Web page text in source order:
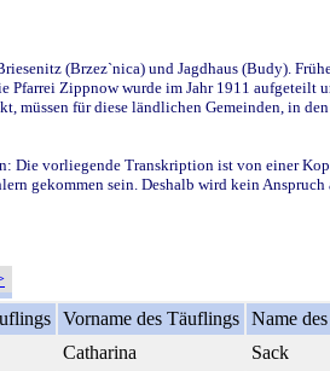
(Brzez`nica) und Jagdhaus (Budy).
Zippnow wurde im Jahr 1911
für diese ländlichen Gemeinden, in
Die vorliegende Transkription ist von einer
gekommen sein. Deshalb wird kein Anspruch
Vorname des Täuflings Name
Catharina Sack